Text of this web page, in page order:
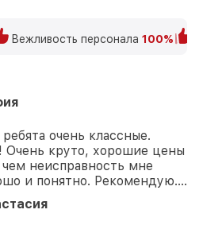
Вежливость персонала 100%
очень классные.
Очень круто, хорошие цены
неисправность мне
и понятно. Рекомендую….